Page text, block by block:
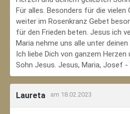
Für alles. Besonders für die vielen
weiter im Rosenkranz Gebet
für den Frieden beten. Jesus ich
Maria nehme uns alle unter
Ich liebe Dich von ganzem Herzen
Sohn Jesus. Jesus, Maria, Josef -
Laureta am 18.02.2023